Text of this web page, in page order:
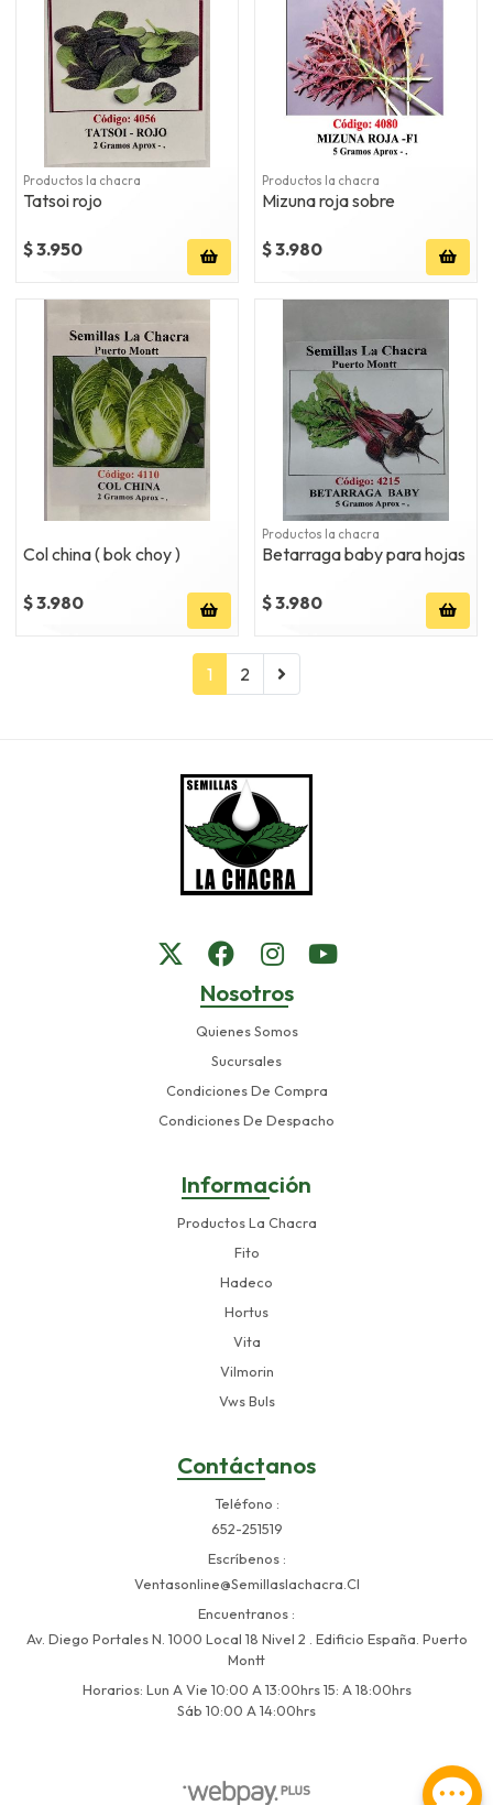
Productos la chacra
Tatsoi rojo
$ 3.950
Productos la chacra
Mizuna roja sobre
$ 3.980
Col china ( bok choy )
$ 3.980
Productos la chacra
Betarraga baby para hojas
$ 3.980
1 2
Nosotros
Quienes Somos
Sucursales
Condiciones De Compra
Condiciones De Despacho
Información
Productos La Chacra
Fito
Hadeco
Hortus
Vita
Vilmorin
Vws Buls
Contáctanos
Teléfono
652-251519
Escríbenos
Ventasonline@semillaslachacra.cl
Encuentranos
Av. Diego Portales N. 1000 Local 18 Nivel 2 . Edificio España. Puerto
Montt
Horarios: Lun A Vie 10:00 A 13:00hrs 15: A 18:00hrs
Sáb 10:00 A 14:00hrs